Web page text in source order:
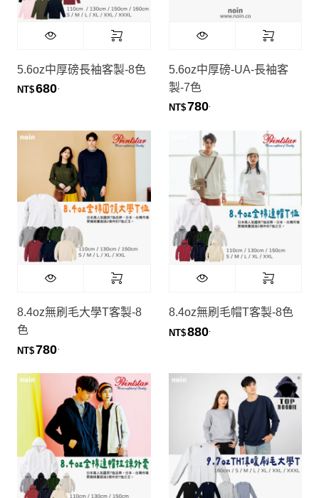
5.6oz中厚磅長袖客製-8色
NT$680
5.6oz中厚磅-UA-長袖客
製-7色
NT$780
8.4oz無刷毛大學T客製-8
色
NT$780
8.4oz無刷毛帽T客製-8色
NT$880